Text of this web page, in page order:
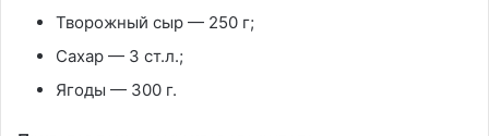
Творожный сыр — 250 г;
Сахар — 3 ст.л.;
Ягоды — 300 г.